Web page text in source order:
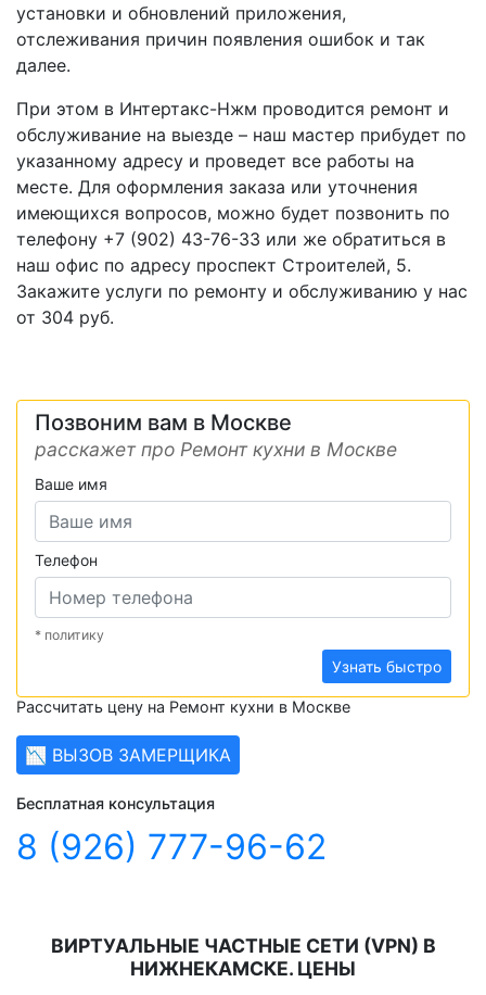
установки и обновлений приложения,
отслеживания причин появления ошибок и так
далее.
При этом в Интертакс-Нжм проводится ремонт и
обслуживание на выезде – наш мастер прибудет по
указанному адресу и проведет все работы на
месте. Для оформления заказа или уточнения
имеющихся вопросов, можно будет позвонить по
телефону +7 (902) 43-76-33 или же обратиться в
наш офис по адресу проспект Строителей, 5.
Закажите услуги по ремонту и обслуживанию у нас
от 304 руб.
Позвоним вам в Москве
расскажет про Ремонт кухни в Москве
Ваше имя
Телефон
* политику
Узнать быстро
Рассчитать цену на Ремонт кухни в Москве
📉 ВЫЗОВ ЗАМЕРЩИКА
Бесплатная консультация
8 (926) 777-96-62
ВИРТУАЛЬНЫЕ ЧАСТНЫЕ СЕТИ (VPN) В
НИЖНЕКАМСКЕ. ЦЕНЫ